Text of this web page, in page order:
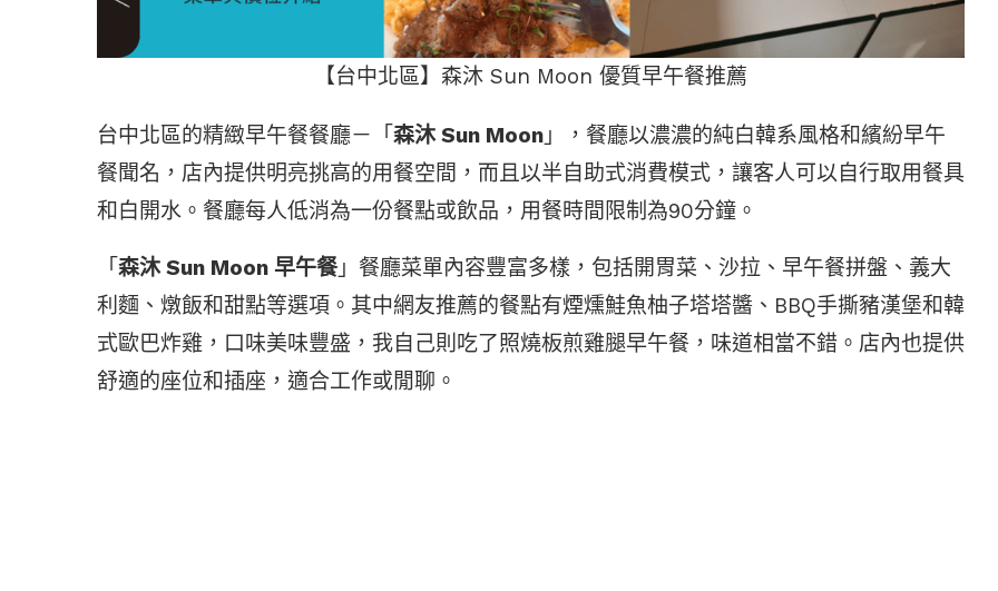
【台中北區】森沐 Sun Moon 優質早午餐推薦
台中北區的精緻早午餐餐廳－「 森沐 Sun Moon 」，餐廳以濃濃的純白韓系風格和繽紛早午
餐聞名，店內提供明亮挑高的用餐空間，而且以半自助式消費模式，讓客人可以自行取用餐具
和白開水。餐廳每人低消為一份餐點或飲品，用餐時間限制為90分鐘。
「 森沐 Sun Moon 早午餐」餐廳菜單內容豐富多樣，包括開胃菜、沙拉、早午餐拼盤、義大
利麵、燉飯和甜點等選項。其中網友推薦的餐點有煙燻鮭魚柚子塔塔醬、BBQ手撕豬漢堡和韓
式歐巴炸雞，口味美味豐盛，我自己則吃了照燒板煎雞腿早午餐，味道相當不錯。店內也提供
舒適的座位和插座，適合工作或閒聊。